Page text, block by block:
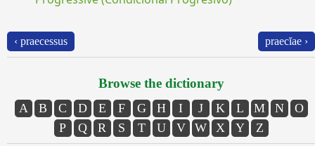
‹ praecessus praecĭae ›
Browse the dictionary
A B C D E F G H I J K L M N
O
P
Q R S T U V W X Y Z